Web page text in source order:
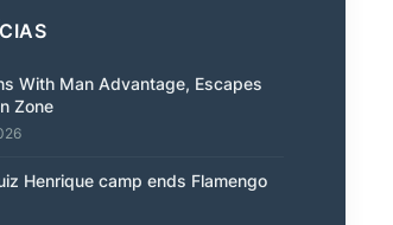
With Man Advantage, Escapes
Zone
Henrique camp ends Flamengo